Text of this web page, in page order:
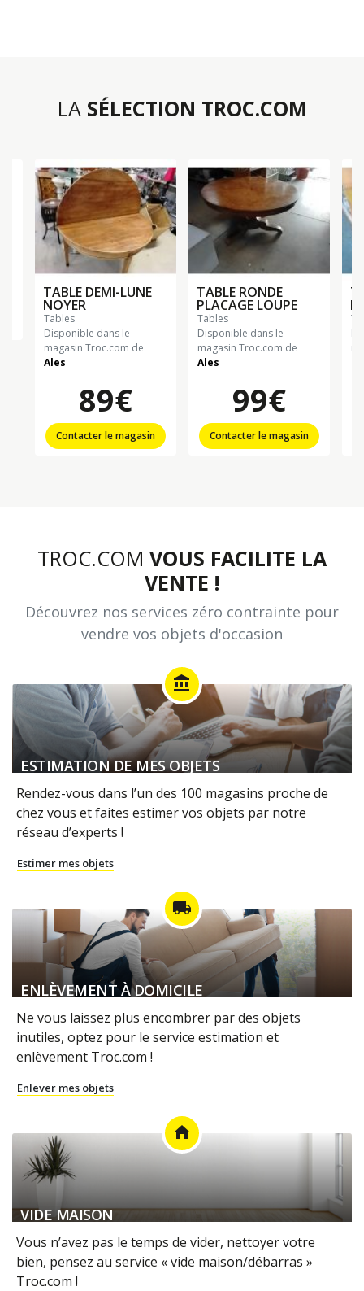
LA SÉLECTION TROC.COM
TABLE DEMI-LUNE
NOYER
tables
Disponible dans le
magasin Troc.com de
Ales
89€
Contacter le magasin
TABLE RONDE
PLACAGE LOUPE
tables
Disponible dans le
magasin Troc.com de
Ales
99€
Contacter le magasin
TROC.COM VOUS FACILITE LA
VENTE !
Découvrez nos services zéro contrainte pour
vendre vos objets d'occasion
account_balance
ESTIMATION DE MES OBJETS
Rendez-vous dans l’un des 100 magasins proche de
chez vous et faites estimer vos objets par notre
réseau d’experts !
Estimer mes objets
local_shipping
ENLÈVEMENT À DOMICILE
Ne vous laissez plus encombrer par des objets
inutiles, optez pour le service estimation et
enlèvement Troc.com !
Enlever mes objets
home
VIDE MAISON
Vous n’avez pas le temps de vider, nettoyer votre
bien, pensez au service « vide maison/débarras »
Troc.com !